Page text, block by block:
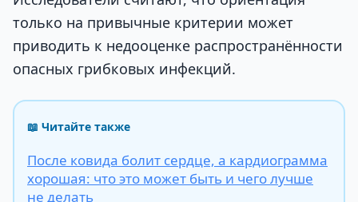
только на привычные критерии может
приводить к недооценке распространённости
опасных грибковых инфекций.
📖 Читайте также
После ковида болит сердце, а кардиограмма
хорошая: что это может быть и чего лучше
не делать